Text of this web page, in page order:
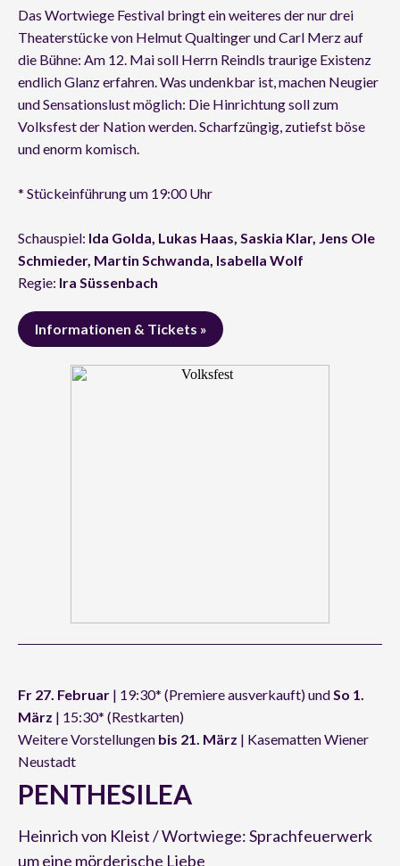
Das Wortwiege Festival bringt ein weiteres der nur drei
Theaterstücke von Helmut Qualtinger und Carl Merz auf
die Bühne: Am 12. Mai soll Herrn Reindls traurige Existenz
endlich Glanz erfahren. Was undenkbar ist, machen Neugier
und Sensationslust möglich: Die Hinrichtung soll zum
Volksfest der Nation werden. Scharfzüngig, zutiefst böse
und enorm komisch.
* Stückeinführung um 19:00 Uhr
Schauspiel: Ida Golda, Lukas Haas, Saskia Klar, Jens Ole
Schmieder, Martin Schwanda, Isabella Wolf
Regie: Ira Süssenbach
Informationen & Tickets »
Fr 27. Februar | 19:30* (Premiere ausverkauft) undSo 1.
März | 15:30* (Restkarten)
Weitere Vorstellungen bis 21. März | Kasematten Wiener
Neustadt
PENTHESILEA
Heinrich von Kleist / Wortwiege: Sprachfeuerwerk
um eine mörderische Liebe